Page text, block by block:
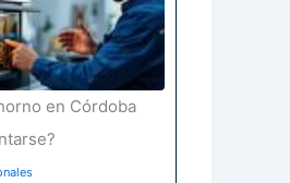
en Córdoba